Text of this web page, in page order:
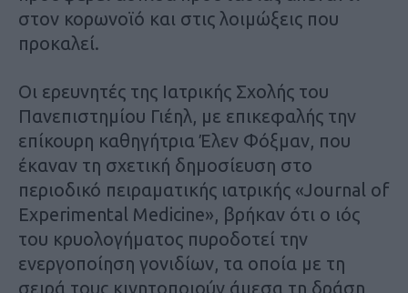
στον κορωνοϊό και στις λοιμώξεις που
προκαλεί.
Οι ερευνητές της Ιατρικής Σχολής του
Πανεπιστημίου Γιέηλ, με επικεφαλής την
επίκουρη καθηγήτρια Έλεν Φόξμαν, που
έκαναν τη σχετική δημοσίευση στο
περιοδικό πειραματικής ιατρικής «Journal of
Experimental Medicine», βρήκαν ότι ο ιός
του κρυολογήματος πυροδοτεί την
ενεργοποίηση γονιδίων, τα οποία με τη
σειρά τους κινητοποιούν άμεσα τη δράση